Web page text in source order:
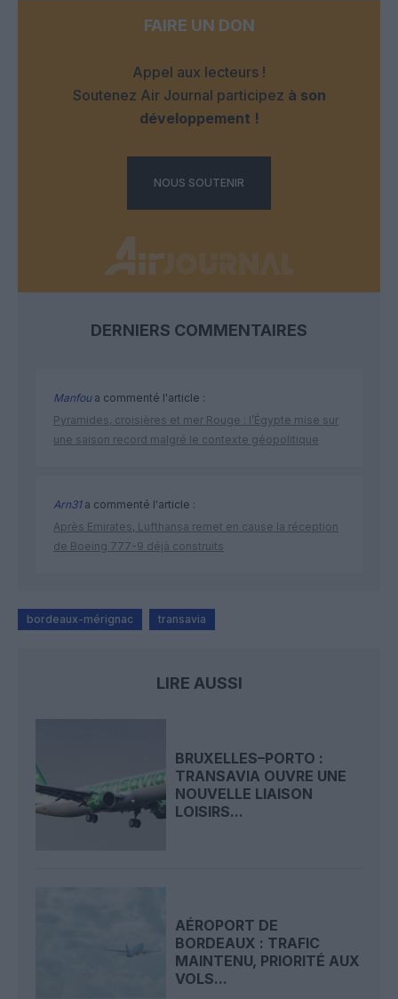
FAIRE UN DON
Appel aux lecteurs !
Soutenez Air Journal participez à son
développement !
NOUS SOUTENIR
DERNIERS COMMENTAIRES
Manfoua commenté l'article :
Pyramides, croisières et mer Rouge : l’Égypte mise sur
une saison record malgré le contexte géopolitique
Arn31a commenté l'article :
Après Emirates, Lufthansa remet en cause la réception
de Boeing 777-9 déjà construits
bordeaux-mérignac transavia
LIRE AUSSI
BRUXELLES–PORTO :
TRANSAVIA OUVRE UNE
NOUVELLE LIAISON
LOISIRS...
AÉROPORT DE
BORDEAUX : TRAFIC
MAINTENU, PRIORITÉ AUX
VOLS...